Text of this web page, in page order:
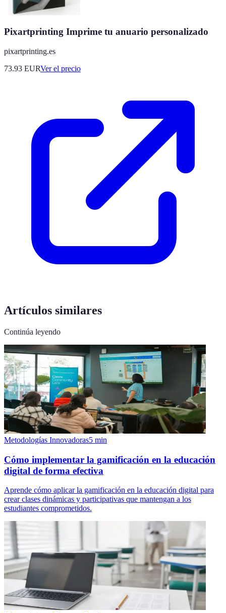
Pixartprinting Imprime tu anuario personalizado
pixartprinting.es
73.93 EURVer el precio
Artículos similares
Continúa leyendo
Metodologías Innovadoras5 min
Cómo implementar la gamificación en la educación
digital de forma efectiva
Aprende cómo aplicar la gamificación en la educación digital para
crear clases dinámicas y participativas que mantengan a los
estudiantes comprometidos.